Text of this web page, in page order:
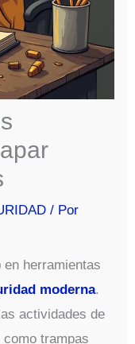
/ Por
herramientas
moderna.
actividades de
trampas